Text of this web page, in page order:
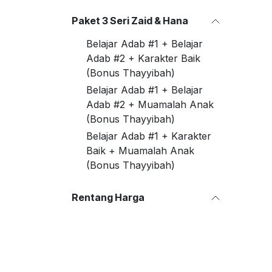
Paket 3 Seri Zaid & Hana
Belajar Adab #1 + Belajar
Adab #2 + Karakter Baik
(Bonus Thayyibah)
Belajar Adab #1 + Belajar
Adab #2 + Muamalah Anak
(Bonus Thayyibah)
Belajar Adab #1 + Karakter
Baik + Muamalah Anak
(Bonus Thayyibah)
Rentang Harga